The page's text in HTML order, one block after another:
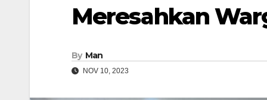
Meresahkan
By Man
NOV 10, 2023